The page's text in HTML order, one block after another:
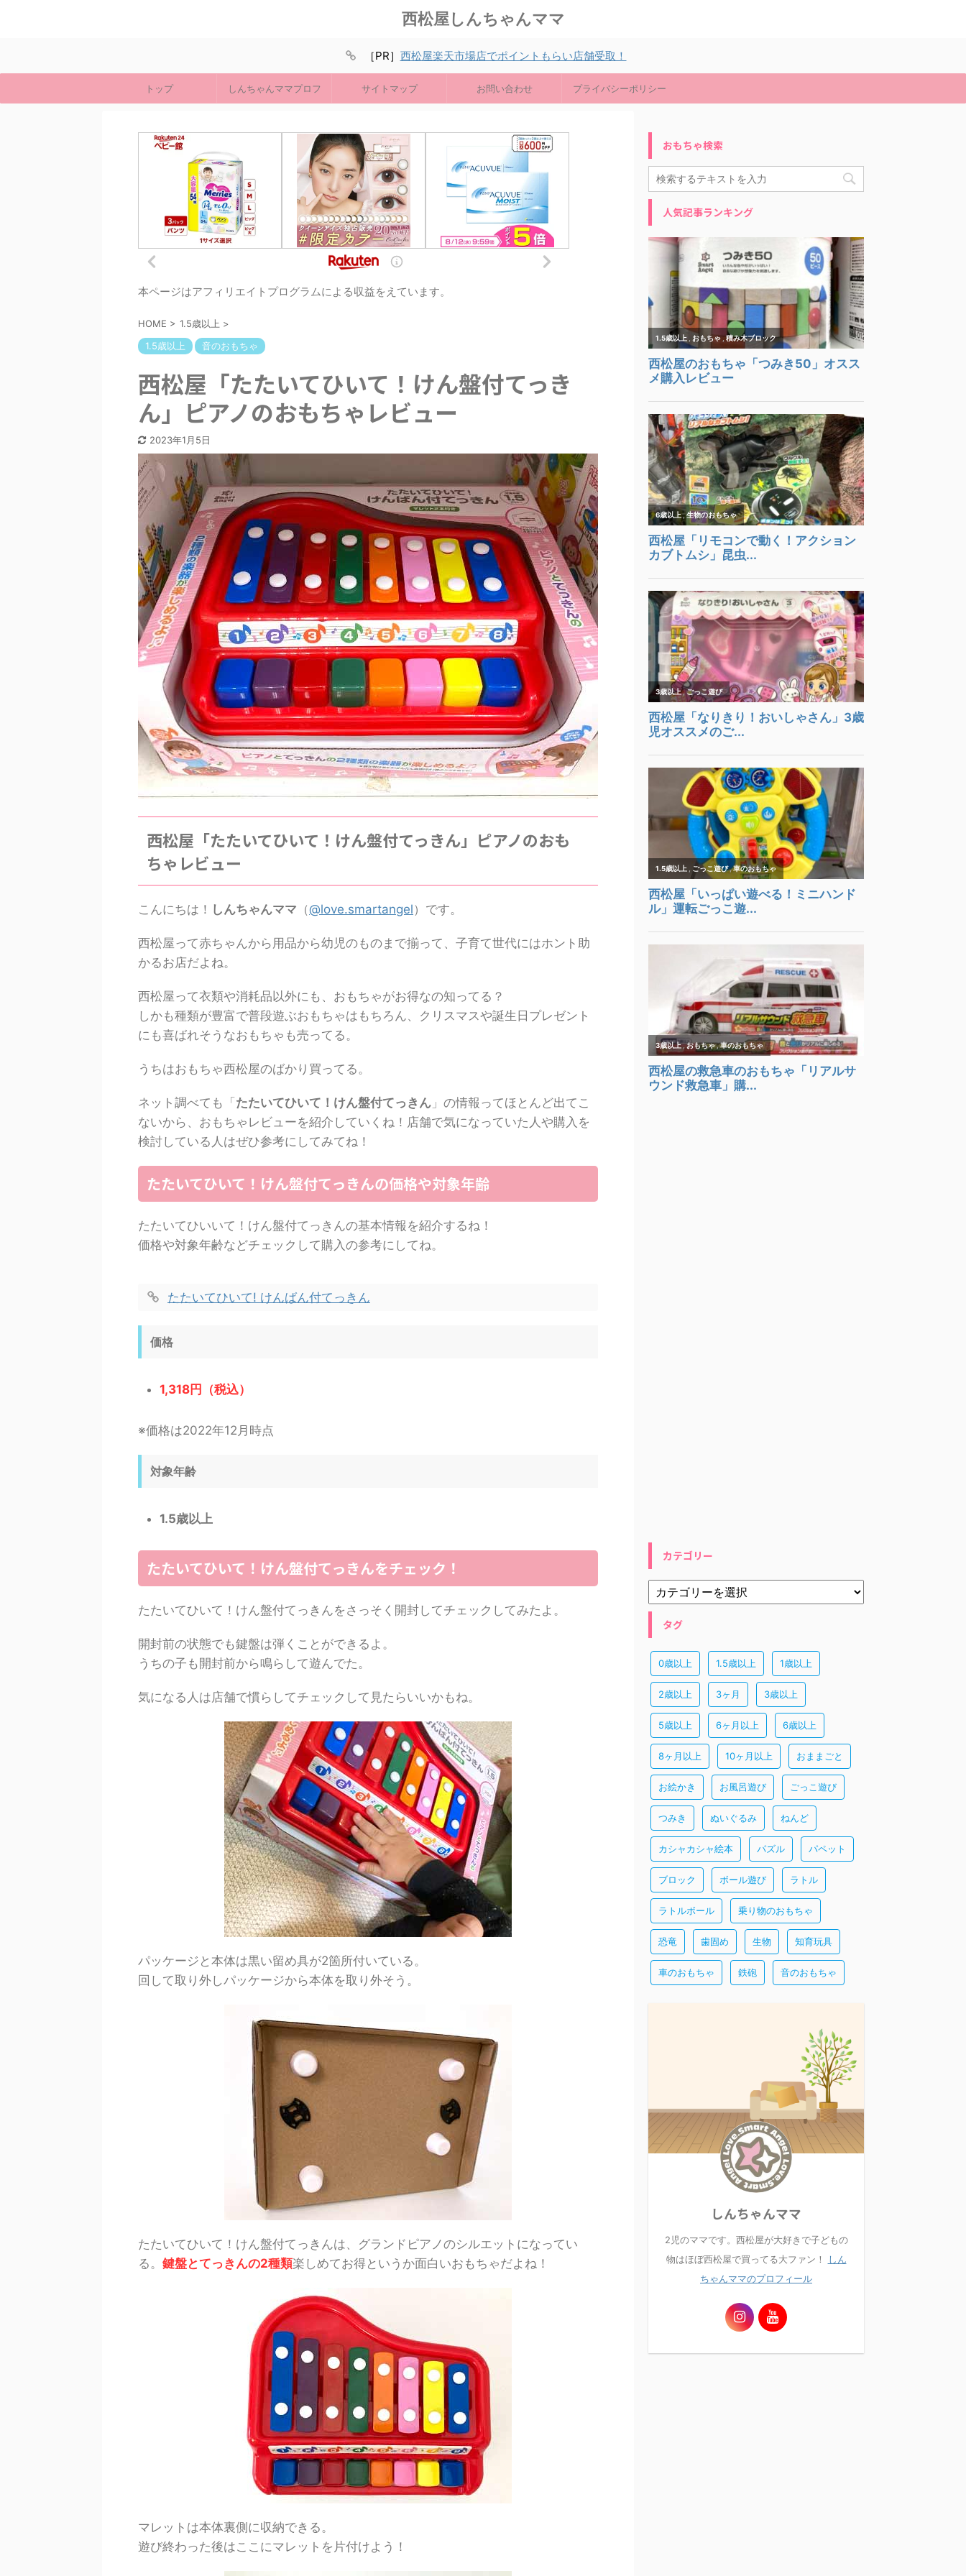
西松屋しんちゃんママ
［PR］ 西松屋楽天市場店でポイントもらい店舗受取！
トップ しんちゃんママプロフ サイトマップ お問い合わせ プライバシーポリシー
本ページはアフィリエイトプログラムによる収益をえています。
HOME > 1.5歳以上 >
1.5歳以上
音のおもちゃ
西松屋「たたいてひいて！けん盤付てっき
ん」ピアノのおもちゃレビュー
2023年1月5日
西松屋「たたいてひいて！けん盤付てっきん」ピアノのおも
ちゃレビュー
こんにちは！ しんちゃんママ （@love.smartangel ）です。
西松屋って赤ちゃんから用品から幼児のものまで揃って、子育て世代にはホント助
かるお店だよね。
西松屋って衣類や消耗品以外にも、おもちゃがお得なの知ってる？
しかも種類が豊富で普段遊ぶおもちゃはもちろん、クリスマスや誕生日プレゼント
にも喜ばれそうなおもちゃも売ってる。
うちはおもちゃ西松屋のばかり買ってる。
ネット調べても「 たたいてひいて！けん盤付てっきん 」の情報ってほとんど出てこ
ないから、おもちゃレビューを紹介していくね！店舗で気になっていた人や購入を
検討している人はぜひ参考にしてみてね！
たたいてひいて！けん盤付てっきんの価格や対象年齢
たたいてひいいて！けん盤付てっきんの基本情報を紹介するね！
価格や対象年齢などチェックして購入の参考にしてね。
たたいてひいて! けんばん付てっきん
価格
1,318円（税込）
※価格は2022年12月時点
対象年齢
1.5歳以上
たたいてひいて！けん盤付てっきんをチェック！
たたいてひいて！けん盤付てっきんをさっそく開封してチェックしてみたよ。
開封前の状態でも鍵盤は弾くことができるよ。
うちの子も開封前から鳴らして遊んでた。
気になる人は店舗で慣らしてチェックして見たらいいかもね。
パッケージと本体は黒い留め具が2箇所付いている。
回して取り外しパッケージから本体を取り外そう。
たたいてひいて！けん盤付てっきんは、グランドピアノのシルエットになってい
る。 鍵盤とてっきんの2種類楽しめてお得というか面白いおもちゃだよね！
マレットは本体裏側に収納できる。
遊び終わった後はここにマレットを片付けよう！
おもちゃ検索
人気記事ランキング
カテゴリー
タグ
0歳以上 1.5歳以上 1歳以上
2歳以上 3ヶ月 3歳以上
5歳以上 6ヶ月以上 6歳以上
8ヶ月以上 10ヶ月以上 おままごと
お絵かき お風呂遊び ごっこ遊び
つみき ぬいぐるみ ねんど
カシャカシャ絵本 パズル パペット
ブロック ボール遊び ラトル
ラトルボール 乗り物のおもちゃ
恐竜 歯固め 生物 知育玩具
車のおもちゃ 鉄砲 音のおもちゃ
しんちゃんママ
2児のママです。西松屋が大好きで子どもの
物はほぼ西松屋で買ってる大ファン！
しん
ちゃんママのプロフィール